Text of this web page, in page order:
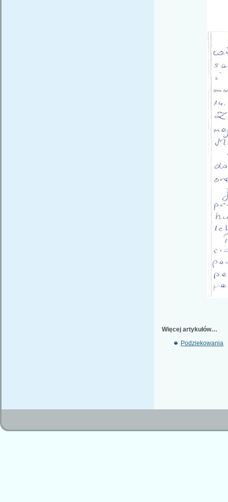
Więcej artykułów…
Podziekowania